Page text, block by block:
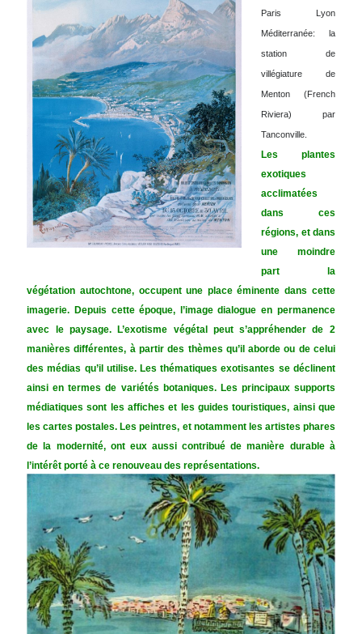
Paris Lyon
Méditerranée: la
station de
villégiature de
Menton (French
Riviera) par
Tanconville.
Les plantes
exotiques
acclimatées
dans ces
régions, et dans
une moindre
part la
végétation autochtone, occupent une place éminente dans cette
imagerie. Depuis cette époque, l’image dialogue en permanence
avec le paysage. L’exotisme végétal peut s’appréhender de 2
manières différentes, à partir des thèmes qu’il aborde ou de celui
des médias qu’il utilise. Les thématiques exotisantes se déclinent
ainsi en termes de variétés botaniques. Les principaux supports
médiatiques sont les affiches et les guides touristiques, ainsi que
les cartes postales. Les peintres, et notamment les artistes phares
de la modernité, ont eux aussi contribué de manière durable à
l’intérêt porté à ce renouveau des représentations.